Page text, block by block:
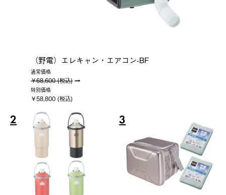
（野電）エレキャン・エアコン-BF
通常価格
￥68,600 (税込)
特別価格
￥58,800 (税込)
2 3